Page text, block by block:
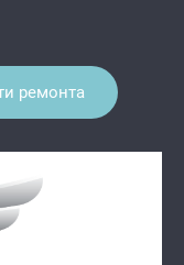
ремонта